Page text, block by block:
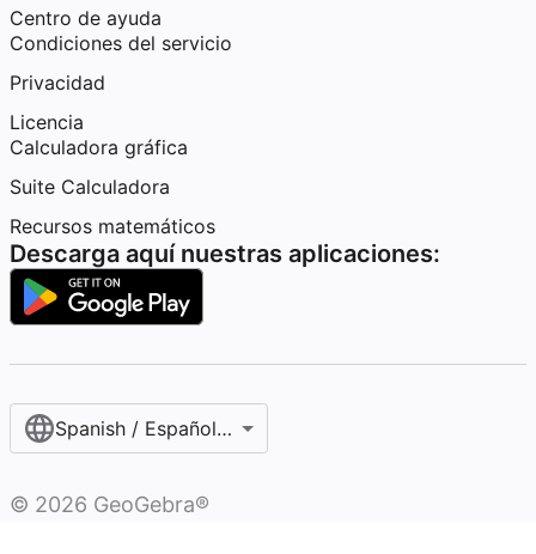
Centro de ayuda
Condiciones del servicio
Privacidad
Licencia
Calculadora gráfica
Suite Calculadora
Recursos matemáticos
Descarga aquí nuestras aplicaciones:
Spanish / Español (internacional)
© 2026 GeoGebra®